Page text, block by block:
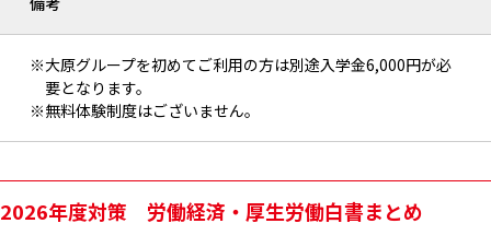
※大原グループを初めてご利用の方は別途入学金6,000円が必
要となります。
※無料体験制度はございません。
2026年度対策 労働経済・厚生労働白書まとめ